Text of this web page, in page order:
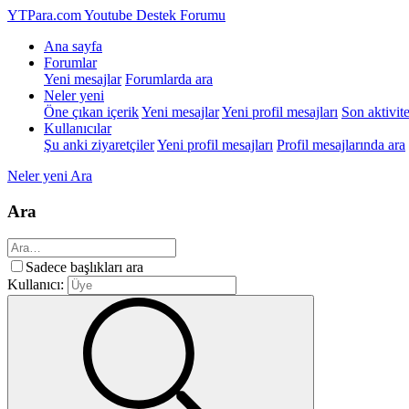
YTPara.comYoutube Destek Forumu
Ana sayfa
Forumlar
Yeni mesajlar Forumlarda ara
Neler yeni
Öne çıkan içerikYeni mesajlarYeni profil mesajları Son
Kullanıcılar
Şu anki ziyaretçilerYeni profil mesajları Profil mesajlarında ara
Neler yeni Ara
Ara
Sadece başlıkları ara
Kullanıcı: